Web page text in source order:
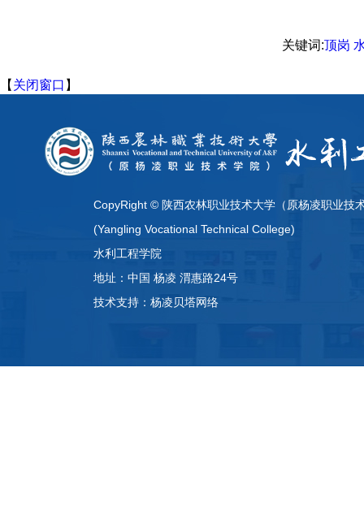
关键词:顶岗
【 关闭窗口 】
CopyRight © 陕西农林职业技术大学（原杨凌职业技
(Yangling Vocational Technical College)
水利工程学院
地址：中国 杨凌 渭惠路24号
技术支持：杨凌贝塔网络